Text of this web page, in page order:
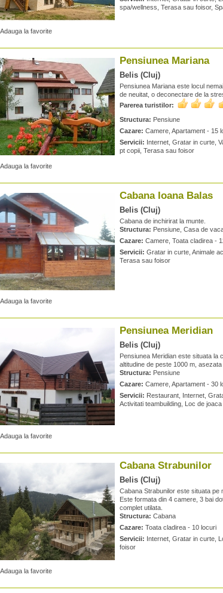
Adauga la favorite
spa/wellness, Terasa sau foisor,
Adauga la favorite
Pensiunea Mariana
Belis (Cluj)
Pensiunea Mariana este locul
de neuitat, o deconectare de la
Parerea turistilor:
Structura: Pensiune
Cazare: Camere, Apartament - 15
Servicii: Internet, Gratar in curte,
pt copii, Terasa sau foisor
Adauga la favorite
Cabana Ioana Balas
Belis (Cluj)
Cabana de inchirirat la munte.
Structura: Pensiune, Casa de
Cazare: Camere, Toata cladirea -
Servicii: Gratar in curte, Animale
Terasa sau foisor
Adauga la favorite
Pensiunea Meridian
Belis (Cluj)
Pensiunea Meridian este situata la
altitudine de peste 1000 m, asezata
Structura: Pensiune
Cazare: Camere, Apartament - 30
Servicii: Restaurant, Internet,
Activitati teambuilding, Loc de
Adauga la favorite
Cabana Strabunilor
Belis (Cluj)
Cabana Strabunilor este situata pe
Este formata din 4 camere, 3 bai
complet utilata.
Structura: Cabana
Cazare: Toata cladirea - 10 locuri
Servicii: Internet, Gratar in curte,
foisor